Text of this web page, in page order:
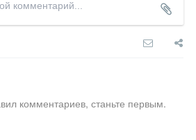
комментариев, станьте первым.